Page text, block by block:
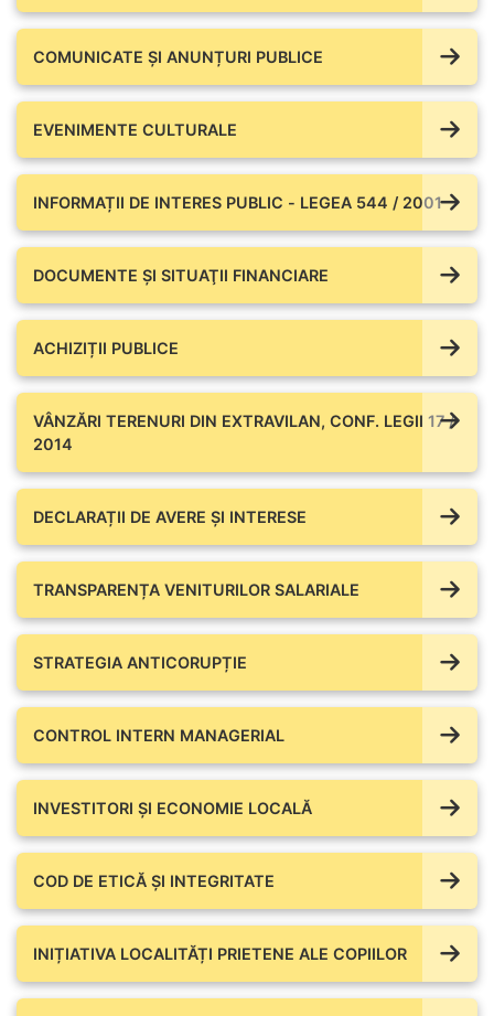
COMUNICATE ŞI ANUNȚURI PUBLICE
EVENIMENTE CULTURALE
INFORMAȚII DE INTERES PUBLIC - LEGEA 544 / 2001
DOCUMENTE ŞI SITUAŢII FINANCIARE
ACHIZIȚII PUBLICE
VÂNZĂRI TERENURI DIN EXTRAVILAN, CONF. LEGII 17 /
2014
DECLARAȚII DE AVERE ŞI INTERESE
TRANSPARENȚA VENITURILOR SALARIALE
STRATEGIA ANTICORUPȚIE
CONTROL INTERN MANAGERIAL
INVESTITORI ȘI ECONOMIE LOCALĂ
COD DE ETICĂ ȘI INTEGRITATE
INIȚIATIVA LOCALITĂȚI PRIETENE ALE COPIILOR